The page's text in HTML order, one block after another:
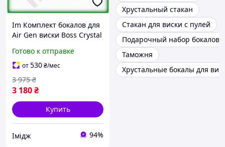
Im Комплект бокалов для
Air Gen виски Boss Crystal
хрустальные для подарка
и стиля IMD22/G
Готово к отправке
от530₴/мес
3 180₴
3 975 ₴
Купить
Імідж 94%
Хрустальный стакан
Стакан для виски с пулей
Подарочный набор бокалов
Таможня
Хрустальные бокалы для